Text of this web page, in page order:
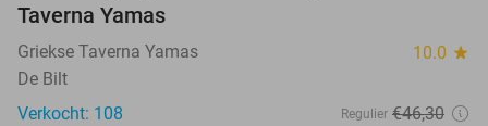
Taverna Yamas
Griekse Taverna Yamas 10.0 star
De Bilt
Verkocht: 108
Regulier €46,30